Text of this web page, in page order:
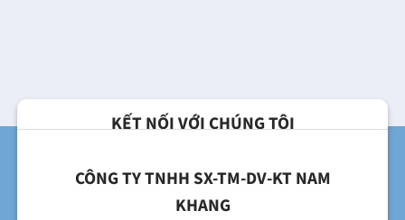
KẾT NỐI VỚI CHÚNG TÔI
CÔNG TY TNHH SX-TM-DV-KT NAM
KHANG